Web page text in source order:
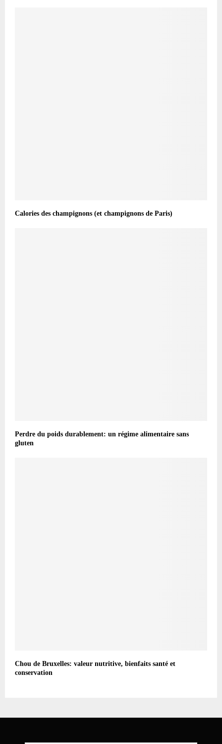
Calories des champignons (et champignons de Paris)
Perdre du poids durablement: un régime alimentaire sans
gluten
Chou de Bruxelles: valeur nutritive, bienfaits santé et
conservation